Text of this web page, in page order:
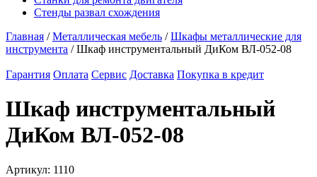
Стенды развал схождения
Главная /Металлическая мебель /Шкафы металлические для
инструмента / Шкаф инструментальный ДиКом ВЛ-052-08
Гарантия Оплата Сервис Доставка Покупка в кредит
Шкаф инструментальный
ДиКом ВЛ-052-08
Артикул: 1110